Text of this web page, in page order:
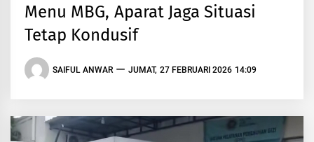
Menu MBG, Aparat Jaga Situasi
Tetap Kondusif
SAIFUL ANWAR JUMAT, 27 FEBRUARI 2026 14:09